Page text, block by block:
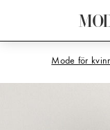
MO
Mode för